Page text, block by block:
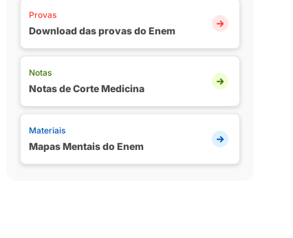
Provas
Download das provas do Enem
Notas
Notas de Corte Medicina
Materiais
Mapas Mentais do Enem